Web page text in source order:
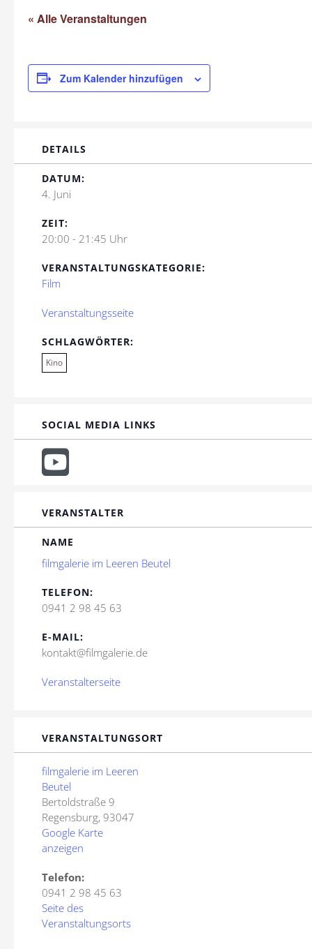
« Alle Veranstaltungen
Zum Kalender hinzufügen
DETAILS
DATUM:
4. Juni
ZEIT:
20:00 - 21:45 Uhr
VERANSTALTUNGSKATEGORIE:
Film
Veranstaltungsseite
SCHLAGWÖRTER:
Kino
SOCIAL MEDIA LINKS
VERANSTALTER
NAME
filmgalerie im Leeren Beutel
TELEFON:
0941 2 98 45 63
E-MAIL:
kontakt@filmgalerie.de
Veranstalterseite
VERANSTALTUNGSORT
filmgalerie im Leeren
Beutel
Bertoldstraße 9
Regensburg, 93047
Google Karte
anzeigen
Telefon:
0941 2 98 45 63
Seite des
Veranstaltungsorts